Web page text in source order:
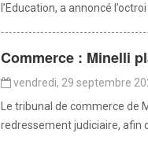
l’Education, a annoncé
Commerce : Minelli
vendredi, 29 septembre
Le tribunal de commerce de
redressement judiciaire, afin